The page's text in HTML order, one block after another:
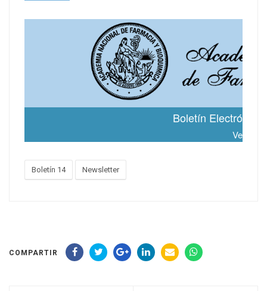
Boletín 14 Newsletter
COMPARTIR